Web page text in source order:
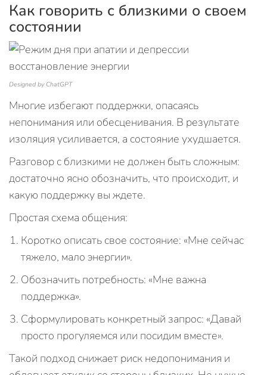
Как говорить с близкими о своем
состоянии
Designed by ChatGPT
Многие избегают поддержки, опасаясь
непонимания или обесценивания. В результате
изоляция усиливается, а состояние ухудшается.
Разговор с близкими не должен быть сложным:
достаточно ясно обозначить, что происходит, и
какую поддержку вы ждете.
Простая схема общения:
Коротко описать свое состояние: «Мне сейчас
тяжело, мало энергии».
Обозначить потребность: «Мне важна
поддержка».
Сформулировать конкретный запрос: «Давай
просто прогуляемся или посидим вместе».
Такой подход снижает риск недопонимания и